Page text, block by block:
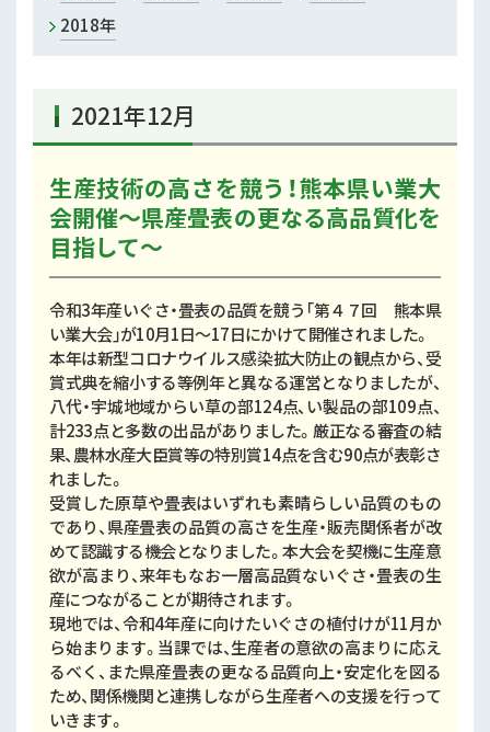
2018年
2021年12月
生産技術の高さを競う！熊本県い業大
会開催～県産畳表の更なる高品質化を
目指して～
令和3年産いぐさ・畳表の品質を競う「第４７回 熊本県
い業大会」が10月1日～17日にかけて開催されました。
本年は新型コロナウイルス感染拡大防止の観点から、受
賞式典を縮小する等例年と異なる運営となりましたが、
八代・宇城地域からい草の部124点、い製品の部109点、
計233点と多数の出品がありました。厳正なる審査の結
果、農林水産大臣賞等の特別賞14点を含む90点が表彰さ
れました。
受賞した原草や畳表はいずれも素晴らしい品質のもの
であり、県産畳表の品質の高さを生産・販売関係者が改
めて認識する機会となりました。本大会を契機に生産意
欲が高まり、来年もなお一層高品質ないぐさ・畳表の生
産につながることが期待されます。
現地では、令和4年産に向けたいぐさの植付けが11月か
ら始まります。当課では、生産者の意欲の高まりに応え
るべく、また県産畳表の更なる品質向上・安定化を図る
ため、関係機関と連携しながら生産者への支援を行って
いきます。
鹿本
八代
芦北
球磨